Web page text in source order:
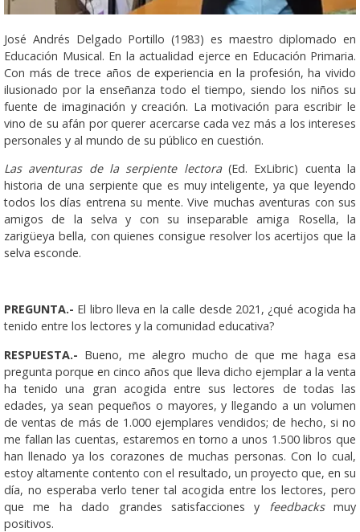
José Andrés Delgado Portillo (1983) es maestro diplomado en
Educación Musical. En la actualidad ejerce en Educación Primaria.
Con más de trece años de experiencia en la profesión, ha vivido
ilusionado por la enseñanza todo el tiempo, siendo los niños su
fuente de imaginación y creación. La motivación para escribir le
vino de su afán por querer acercarse cada vez más a los intereses
personales y al mundo de su público en cuestión.
Las aventuras de la serpiente lectora(Ed. ExLibric) cuenta la
historia de una serpiente que es muy inteligente, ya que leyendo
todos los días entrena su mente. Vive muchas aventuras con sus
amigos de la selva y con su inseparable amiga Rosella, la
zarigüeya bella, con quienes consigue resolver los acertijos que la
selva esconde.
PREGUNTA.- El libro lleva en la calle desde 2021, ¿qué acogida ha
tenido entre los lectores y la comunidad educativa?
RESPUESTA.- Bueno, me alegro mucho de que me haga esa
pregunta porque en cinco años que lleva dicho ejemplar a la venta
ha tenido una gran acogida entre sus lectores de todas las
edades, ya sean pequeños o mayores, y llegando a un volumen
de ventas de más de 1.000 ejemplares vendidos; de hecho, si no
me fallan las cuentas, estaremos en torno a unos 1.500 libros que
han llenado ya los corazones de muchas personas. Con lo cual,
estoy altamente contento con el resultado, un proyecto que, en su
día, no esperaba verlo tener tal acogida entre los lectores, pero
que me ha dado grandes satisfacciones y
feedbacks muy
positivos.